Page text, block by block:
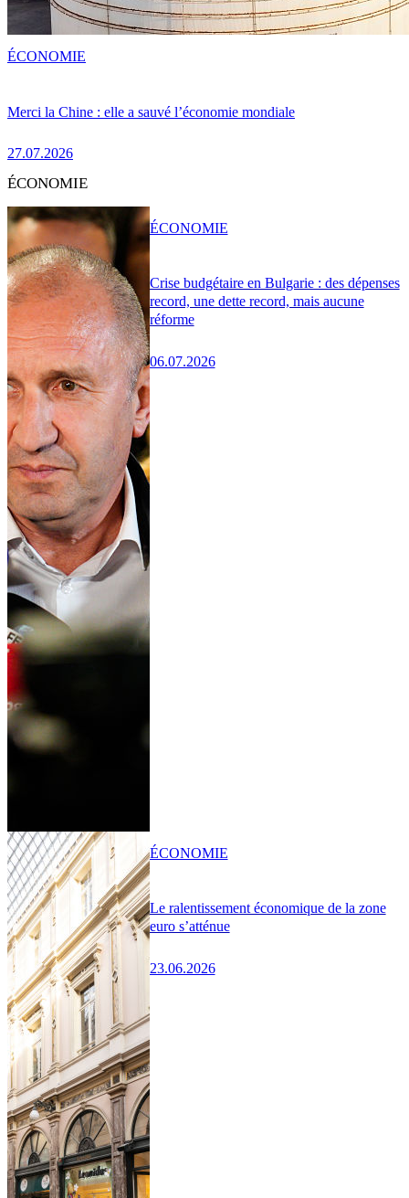
Merci la Chine : elle a sauvé l’économie mondiale
27.07.2026
ÉCONOMIE
ÉCONOMIE
Crise budgétaire en Bulgarie : des dépenses
record, une dette record, mais aucune
réforme
06.07.2026
ÉCONOMIE
Le ralentissement économique de la zone
euro s’atténue
23.06.2026
ÉCONOMIE